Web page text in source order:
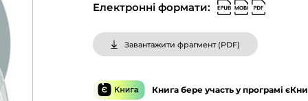
сертифікати (1)
Електронні формати:
Завантажити фрагмент (PDF)
Книга бере участь у програмі